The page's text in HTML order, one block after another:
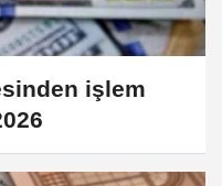
işlem